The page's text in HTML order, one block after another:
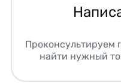
Проконсультируем
найти нужный